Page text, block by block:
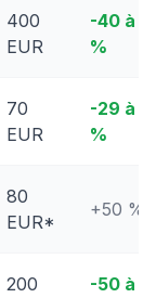
400
EUR
-40 à -
%
70
EUR
-29 à -
%
80
EUR*
+50
200
-50 à -